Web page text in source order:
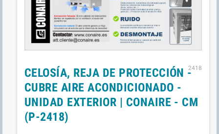
2418
CELOSÍA, REJA DE PROTECCIÓN -
CUBRE AIRE ACONDICIONADO -
UNIDAD EXTERIOR | CONAIRE - CM
(P-2418)